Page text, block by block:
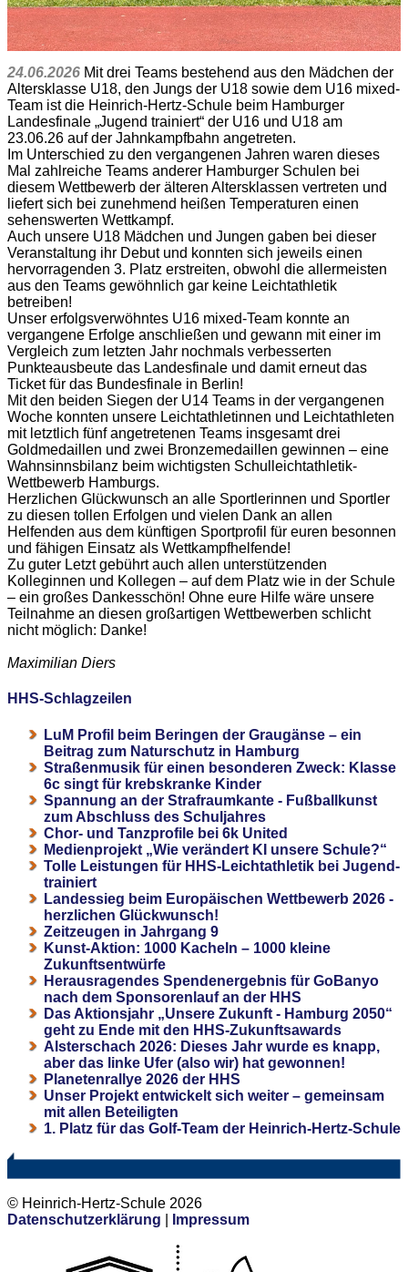
24.06.2026 Mit drei Teams bestehend aus den Mädchen der
Altersklasse U18, den Jungs der U18 sowie dem U16 mixed-
Team ist die Heinrich-Hertz-Schule beim Hamburger
Landesfinale „Jugend trainiert“ der U16 und U18 am
23.06.26 auf der Jahnkampfbahn angetreten.
Im Unterschied zu den vergangenen Jahren waren dieses
Mal zahlreiche Teams anderer Hamburger Schulen bei
diesem Wettbewerb der älteren Altersklassen vertreten und
liefert sich bei zunehmend heißen Temperaturen einen
sehenswerten Wettkampf.
Auch unsere U18 Mädchen und Jungen gaben bei dieser
Veranstaltung ihr Debut und konnten sich jeweils einen
hervorragenden 3. Platz erstreiten, obwohl die allermeisten
aus den Teams gewöhnlich gar keine Leichtathletik
betreiben!
Unser erfolgsverwöhntes U16 mixed-Team konnte an
vergangene Erfolge anschließen und gewann mit einer im
Vergleich zum letzten Jahr nochmals verbesserten
Punkteausbeute das Landesfinale und damit erneut das
Ticket für das Bundesfinale in Berlin!
Mit den beiden Siegen der U14 Teams in der vergangenen
Woche konnten unsere Leichtathletinnen und Leichtathleten
mit letztlich fünf angetretenen Teams insgesamt drei
Goldmedaillen und zwei Bronzemedaillen gewinnen – eine
Wahnsinnsbilanz beim wichtigsten Schulleichtathletik-
Wettbewerb Hamburgs.
Herzlichen Glückwunsch an alle Sportlerinnen und Sportler
zu diesen tollen Erfolgen und vielen Dank an allen
Helfenden aus dem künftigen Sportprofil für euren besonnen
und fähigen Einsatz als Wettkampfhelfende!
Zu guter Letzt gebührt auch allen unterstützenden
Kolleginnen und Kollegen – auf dem Platz wie in der Schule
– ein großes Dankesschön! Ohne eure Hilfe wäre unsere
Teilnahme an diesen großartigen Wettbewerben schlicht
nicht möglich: Danke!
Maximilian Diers
HHS-Schlagzeilen
LuM Profil beim Beringen der Graugänse – ein
Beitrag zum Naturschutz in Hamburg
Straßenmusik für einen besonderen Zweck: Klasse
6c singt für krebskranke Kinder
Spannung an der Strafraumkante - Fußballkunst
zum Abschluss des Schuljahres
Chor- und Tanzprofile bei 6k United
Medienprojekt „Wie verändert KI unsere Schule?“
Tolle Leistungen für HHS-Leichtathletik bei Jugend-
trainiert
Landessieg beim Europäischen Wettbewerb 2026 -
herzlichen Glückwunsch!
Zeitzeugen in Jahrgang 9
Kunst-Aktion: 1000 Kacheln – 1000 kleine
Zukunftsentwürfe
Herausragendes Spendenergebnis für GoBanyo
nach dem Sponsorenlauf an der HHS
Das Aktionsjahr „Unsere Zukunft - Hamburg 2050“
geht zu Ende mit den HHS-Zukunftsawards
Alsterschach 2026: Dieses Jahr wurde es knapp,
aber das linke Ufer (also wir) hat gewonnen!
Planetenrallye 2026 der HHS
Unser Projekt entwickelt sich weiter – gemeinsam
mit allen Beteiligten
1. Platz für das Golf-Team der Heinrich-Hertz-Schule
© Heinrich-Hertz-Schule 2026
Datenschutzerklärung
Impressum